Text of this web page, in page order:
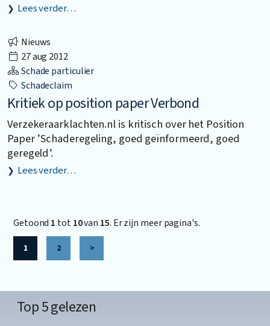
Lees verder…
Nieuws
27 aug 2012
Schade particulier
Schadeclaim
Kritiek op position paper Verbond
Verzekeraarklachten.nl is kritisch over het Position
Paper ’Schaderegeling, goed geïnformeerd, goed
geregeld’.
Lees verder…
Getoond 1 tot10van 15. Er zijn meer pagina's.
1 2 >
Top 5 gelezen